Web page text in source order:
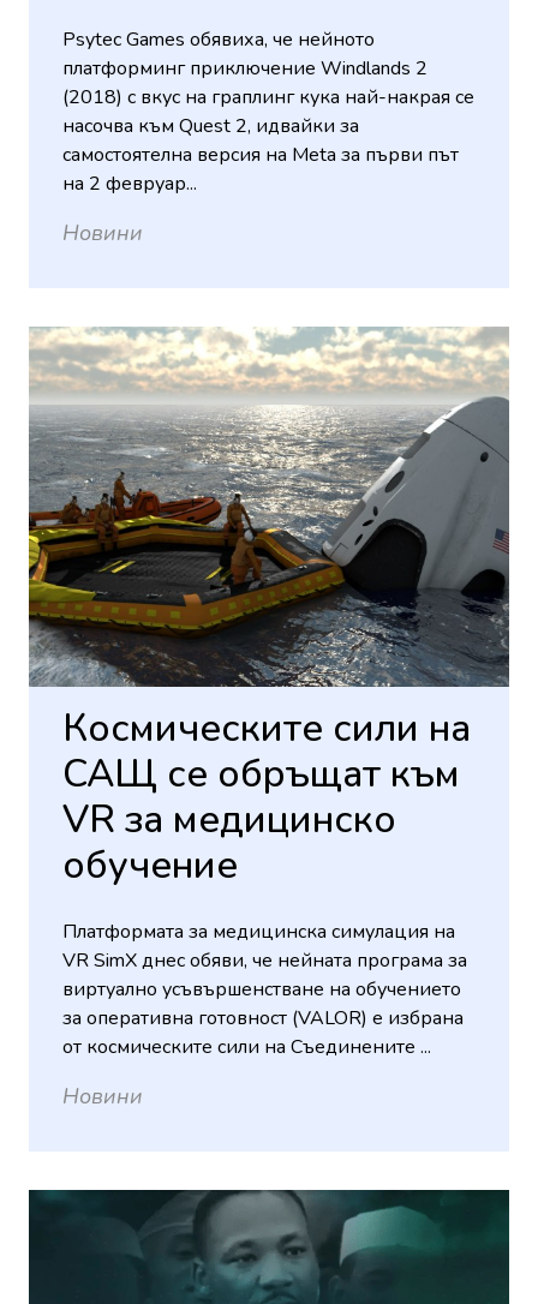
Psytec Games обявиха, че нейното
платформинг приключение Windlands 2
(2018) с вкус на граплинг кука най-накрая се
насочва към Quest 2, идвайки за
самостоятелна версия на Meta за първи път
на 2 февруар...
Новини
Космическите сили на
САЩ се обръщат към
VR за медицинско
обучение
Платформата за медицинска симулация на
VR SimX днес обяви, че нейната програма за
виртуално усъвършенстване на обучението
за оперативна готовност (VALOR) е избрана
от космическите сили на Съединените ...
Новини